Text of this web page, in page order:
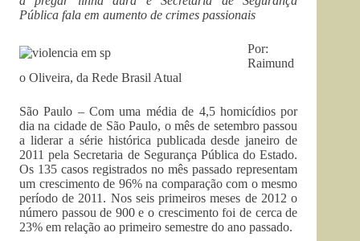
Pública fala em aumento de crimes passionais
Por:
Raimund
o Oliveira, da Rede Brasil Atual
São Paulo – Com uma média de 4,5 homicídios por
dia na cidade de São Paulo, o mês de setembro passou
a liderar a série histórica publicada desde janeiro de
2011 pela Secretaria de Segurança Pública do Estado.
Os 135 casos registrados no mês passado representam
um crescimento de 96% na comparação com o mesmo
período de 2011. Nos seis primeiros meses de 2012 o
número passou de 900 e o crescimento foi de cerca de
23% em relação ao primeiro semestre do ano passado.